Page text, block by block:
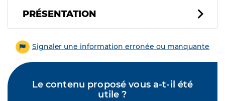
PRÉSENTATION
Signaler une information erronée ou manquante
Le contenu proposé vous a-t-il été
utile ?